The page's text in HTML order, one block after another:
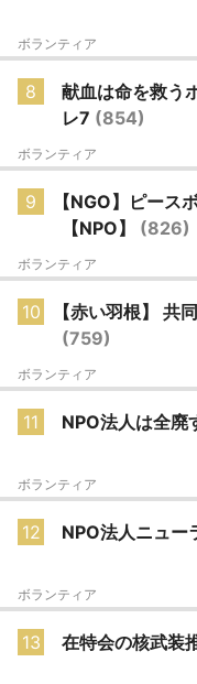
ボランティア
8
献血は命を救
レ7 (854)
ボランティア
9
【NGO】ピース
【NPO】 (826)
ボランティア
10
【赤い羽根】 共
(759)
ボランティア
11 NPO法人は全廃
ボランティア
12 NPO法人ニュー
ボランティア
13 在特会の核武装